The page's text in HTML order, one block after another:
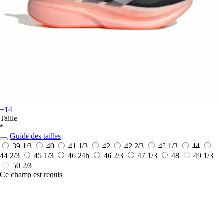
+14
Taille
*
Guide des tailles
39 1/3
40 41 1/3 42 42 2/3 43 1/3
44
44 2/3
45 1/3 46 24h 46 2/3 47 1/3 48
49 1/3
50 2/3
Ce champ est requis